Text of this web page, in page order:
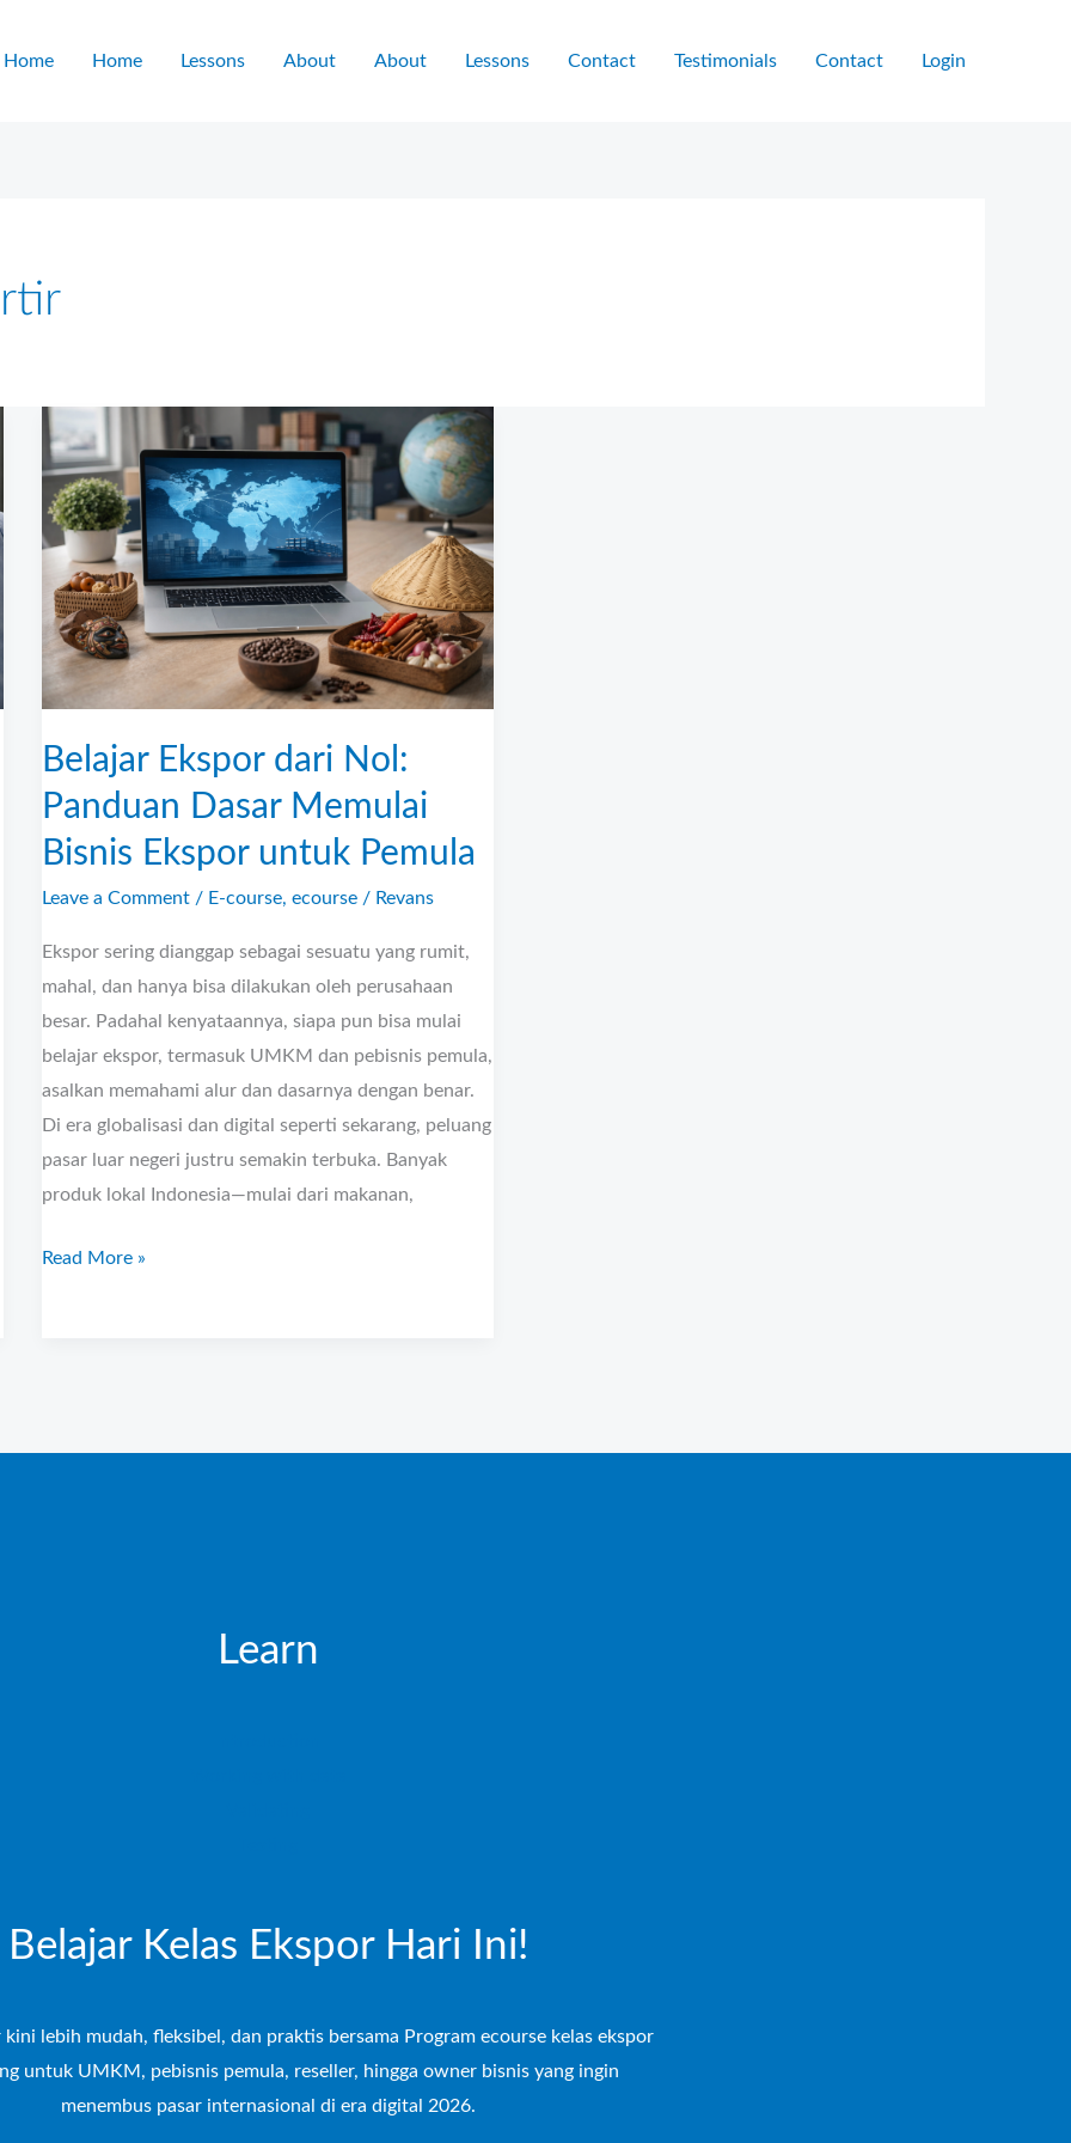
Home Home Lessons About About Lessons Contact Testimonials Contact Login
Belajar Ekspor dari Nol:
Panduan Dasar Memulai
Bisnis Ekspor untuk Pemula
Leave a Comment / E-course, ecourse/ Revans
Ekspor sering dianggap sebagai sesuatu yang rumit,
mahal, dan hanya bisa dilakukan oleh perusahaan
besar. Padahal kenyataannya, siapa pun bisa mulai
belajar ekspor, termasuk UMKM dan pebisnis pemula,
asalkan memahami alur dan dasarnya dengan benar.
Di era globalisasi dan digital seperti sekarang, peluang
pasar luar negeri justru semakin terbuka. Banyak
produk lokal Indonesia—mulai dari makanan,
Ekspor
dari
Nol:
Panduan
Dasar
Memulai
Bisnis
Ekspor
Pemula
Read More »
Learn
Belajar Kelas Ekspor Hari Ini!
kini lebih mudah, fleksibel, dan praktis bersama Program ecourse kelas ekspor
untuk UMKM, pebisnis pemula, reseller, hingga owner bisnis yang ingin
menembus pasar internasional di era digital 2026.